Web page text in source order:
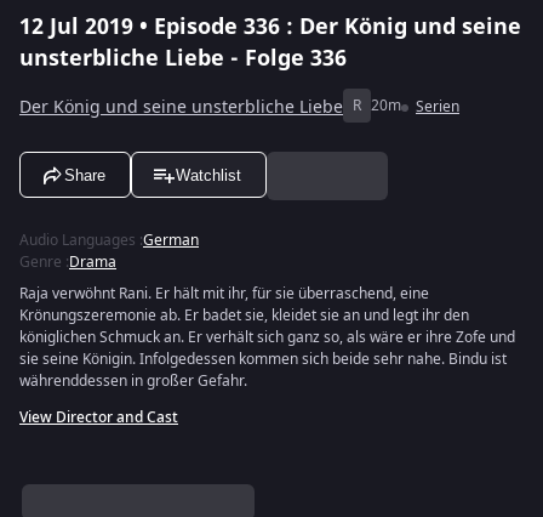
12 Jul 2019 • Episode 336 : Der König und seine
unsterbliche Liebe - Folge 336
Der König und seine unsterbliche Liebe R 20m Serien
Share Watchlist
Audio Languages :German
Genre :Drama
Raja verwöhnt Rani. Er hält mit ihr, für sie überraschend, eine
Krönungszeremonie ab. Er badet sie, kleidet sie an und legt ihr den
königlichen Schmuck an. Er verhält sich ganz so, als wäre er ihre Zofe und
sie seine Königin. Infolgedessen kommen sich beide sehr nahe. Bindu ist
währenddessen in großer Gefahr.
View Director and Cast